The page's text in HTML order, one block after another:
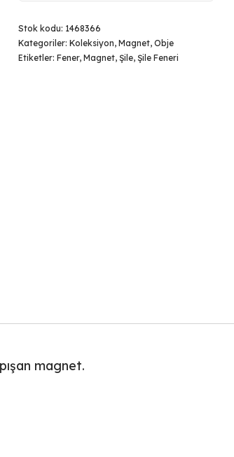
Stok kodu: 1468366
Kategoriler: Koleksiyon, Magnet, Obje
Etiketler: Fener, Magnet, Şile, Şile Feneri
magnet.